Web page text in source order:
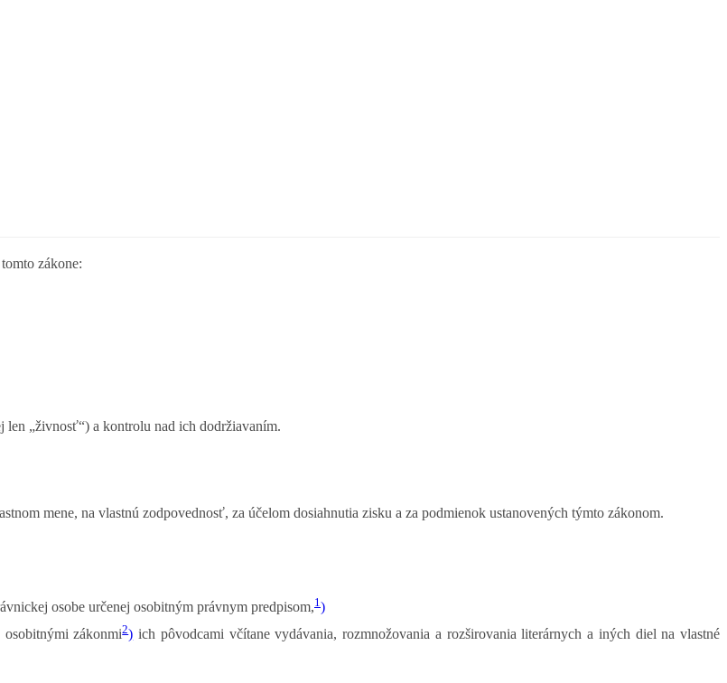
zákone:
„živnosť“) a kontrolu nad ich dodržiavaním.
mene, na vlastnú zodpovednosť, za účelom dosiahnutia zisku a za podmienok ustanovených týmto zákonom.
osobe určenej osobitným právnym predpisom,1 )
zákonmi2) ich pôvodcami včítane vydávania, rozmnožovania a rozširovania literárnych a iných diel na vlastné